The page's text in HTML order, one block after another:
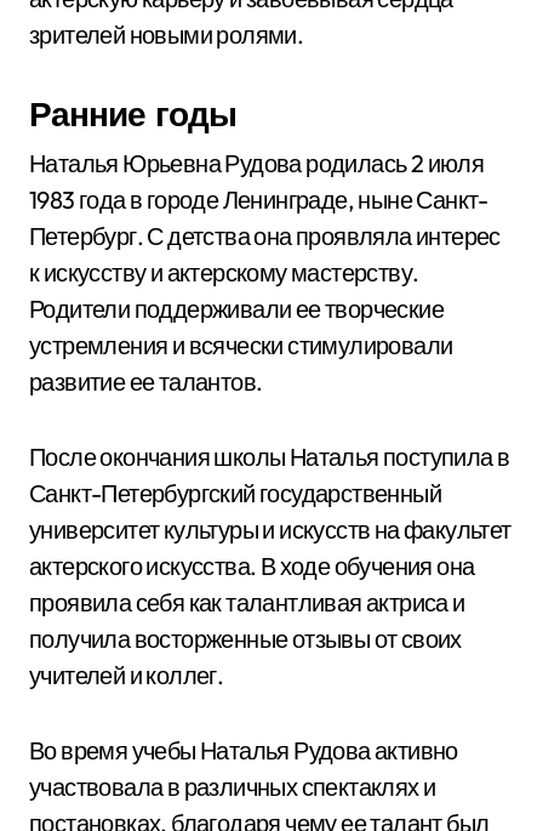
зрителей новыми ролями.
Ранние годы
Наталья Юрьевна Рудова родилась 2 июля
1983 года в городе Ленинграде, ныне Санкт-
Петербург. С детства она проявляла интерес
к искусству и актерскому мастерству.
Родители поддерживали ее творческие
устремления и всячески стимулировали
развитие ее талантов.
После окончания школы Наталья поступила в
Санкт-Петербургский государственный
университет культуры и искусств на факультет
актерского искусства. В ходе обучения она
проявила себя как талантливая актриса и
получила восторженные отзывы от своих
учителей и коллег.
Во время учебы Наталья Рудова активно
участвовала в различных спектаклях и
постановках, благодаря чему ее талант был